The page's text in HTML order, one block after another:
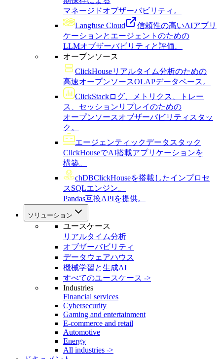
マネージドオブザーバビリティ。
Langfuse Cloud
信頼性の高いAIアプリ
ケーションとエージェントのための
LLMオブザーバビリティと評価。
オープンソース
ClickHouseリアルタイム分析のための
高速オープンソースOLAPデータベース。
ClickStackログ、メトリクス、トレー
ス、セッションリプレイのための
オープンソースオブザーバビリティスタッ
ク。
エージェンティックデータスタック
ClickHouseでAI搭載アプリケーションを
構築。
chDBClickHouseを搭載したインプロセ
スSQLエンジン。
Pandas互換APIを提供。
ソリューション
ユースケース
リアルタイム分析
オブザーバビリティ
データウェアハウス
機械学習と生成AI
すべてのユースケース ->
Industries
Financial services
Cybersecurity
Gaming and entertainment
E-commerce and retail
Automotive
Energy
All industries ->